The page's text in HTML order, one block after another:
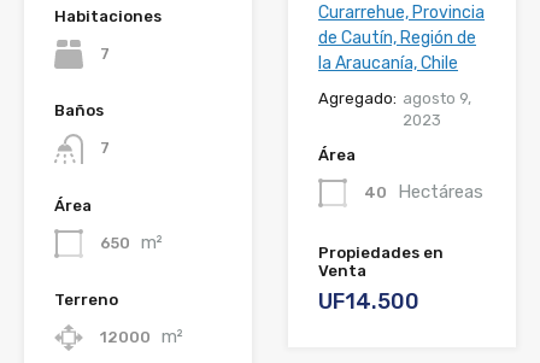
Habitaciones
7
Baños
7
Área
650 m²
Terreno
12000 m²
Curarrehue, Provincia
de Cautín, Región de
la Araucanía, Chile
Agregado: agosto 9,
2023
Área
40 Hectáreas
Propiedades en
Venta
UF14.500